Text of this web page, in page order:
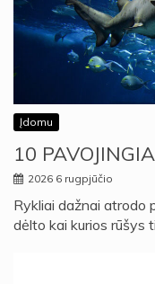
Įdomu
10
2026 6 rugpjūčio
Rykliai dažnai atrodo
dėlto kai kurios rūšys